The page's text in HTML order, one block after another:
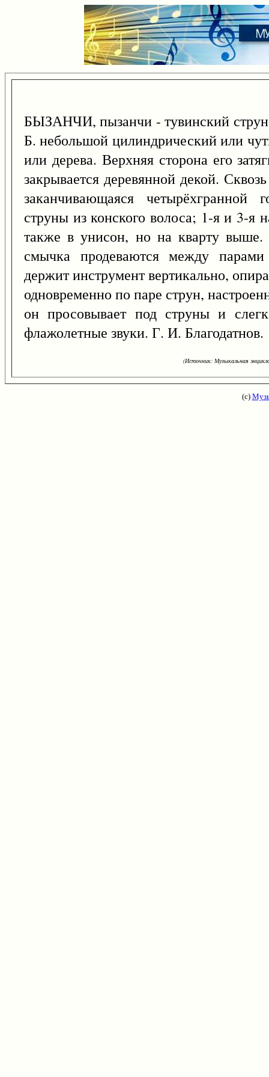
БЫЗАНЧИ, пызанчи - тувинский
Б. небольшой цилиндрический или
или дерева. Верхняя сторона его
закрывается деревянной декой.
заканчивающаяся
струны из конского волоса; 1-я и 3-я
также в унисон, но на кварту выше.
смычка продеваются между
держит инструмент вертикально,
одновременно по паре струн,
он просовывает под струны и
флажолетные звуки. Г. И. Благодатнов.
(Источник: Музыкальная
(с)